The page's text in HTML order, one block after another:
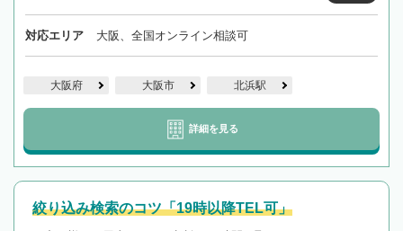
対応エリア 大阪、全国オンライン相談可
大阪府 大阪市 北浜駅
詳細を見る
絞り込み検索のコツ「19時以降TEL可」